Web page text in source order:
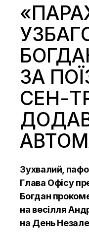
ЗА
СЕН-
Зухвалий,
Глава Офісу
Богдан
на весілля
на День